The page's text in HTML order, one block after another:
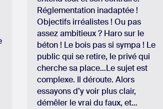
Réglementation inadaptée !
Objectifs irréalistes ! Ou pas
assez ambitieux ? Haro sur le
béton ! Le bois pas si sympa ! Le
public qui se retire, le privé qui
cherche sa place…Le sujet est
complexe. Il déroute. Alors
essayons d’y voir plus clair,
démêler le vrai du faux, et…